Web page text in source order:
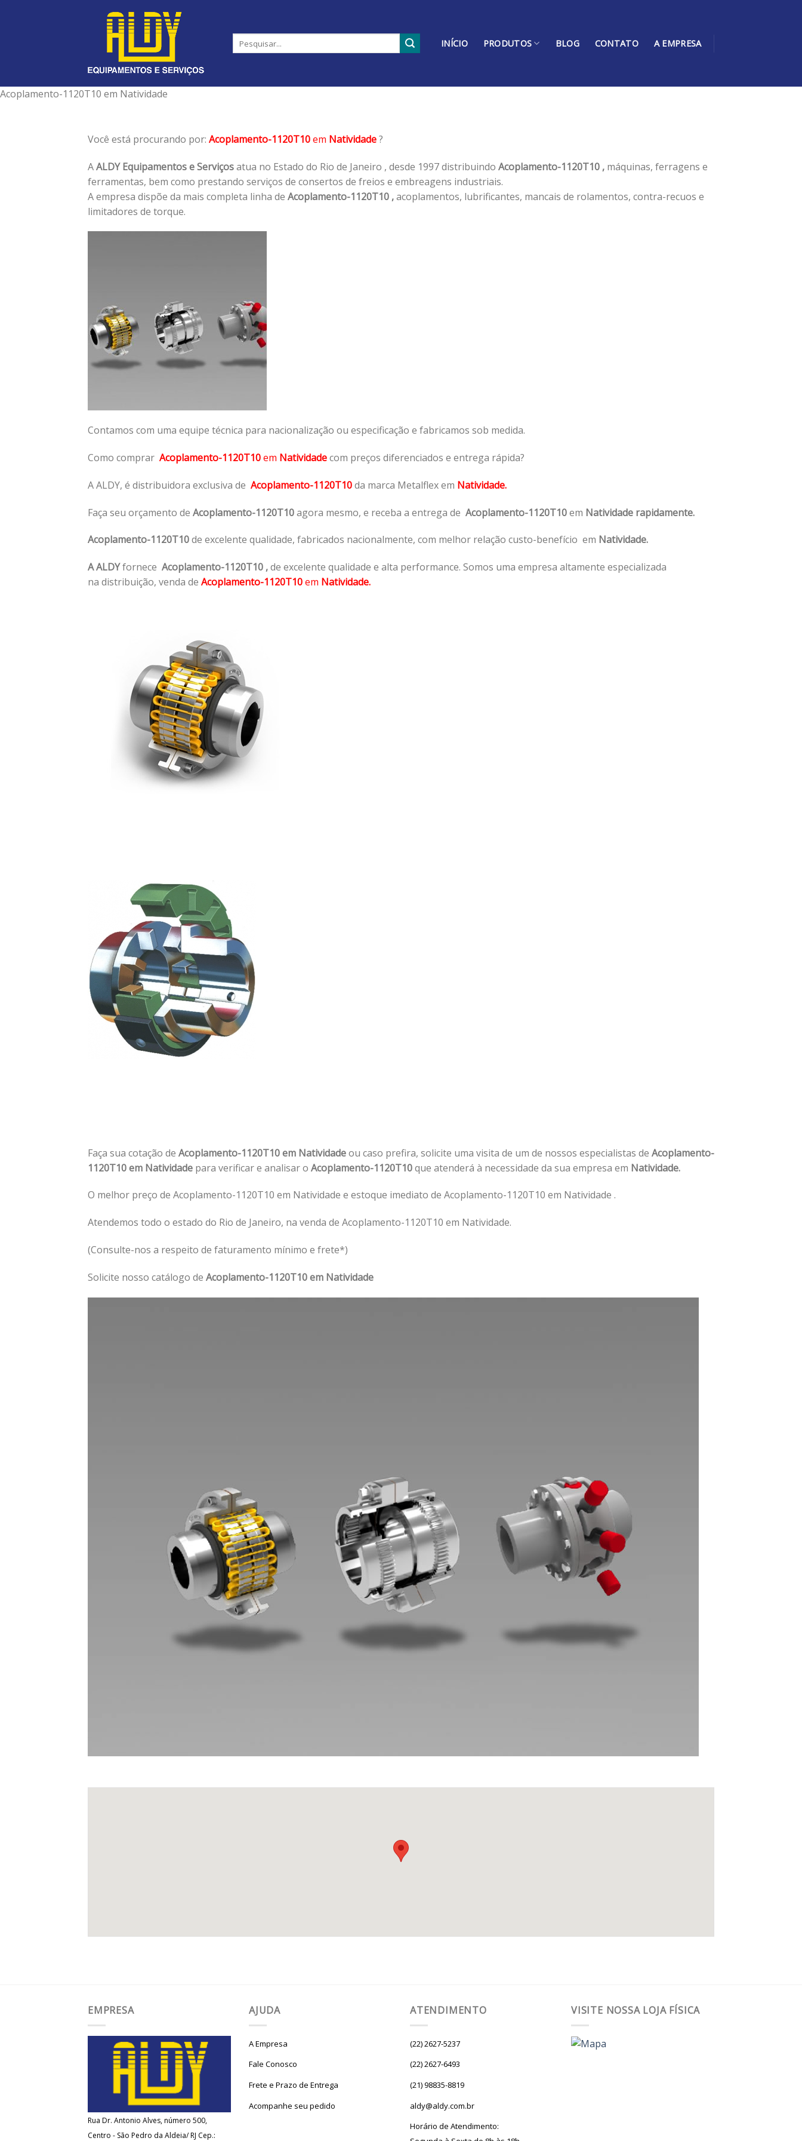
INÍCIO PRODUTOS BLOG CONTATO A EMPRESA
Acoplamento-1120T10 em Natividade
Você está procurando por: Acoplamento-1120T10em Natividade?
AALDY Equipamentos e Serviçosatua no Estado do Rio de Janeiro , desde 1997 distribuindo Acoplamento-1120T10 , máquinas, ferragens e
ferramentas, bem como prestando serviços de consertos de freios e embreagens industriais.
A empresa dispõe da mais completa linha de Acoplamento-1120T10 ,acoplamentos, lubrificantes, mancais de rolamentos, contra-recuos e
limitadores de torque.
Contamos com uma equipe técnica para nacionalização ou especificação e fabricamos sob medida.
Como comprar Acoplamento-1120T10em Natividadecom preços diferenciados e entrega rápida?
A ALDY, é distribuidora exclusiva de Acoplamento-1120T10da marca Metalflex em Natividade.
Faça seu orçamento de Acoplamento-1120T10agora mesmo, e receba a entrega de Acoplamento-1120T10em Natividade rapidamente.
Acoplamento-1120T10de excelente qualidade, fabricados nacionalmente, com melhor relação custo-benefício em Natividade.
A ALDYfornece Acoplamento-1120T10 ,de excelente qualidade e alta performance. Somos uma empresa altamente especializada
na distribuição, venda de Acoplamento-1120T10em Natividade.
Faça sua cotação de Acoplamento-1120T10 em Natividadeou caso prefira, solicite uma visita de um de nossos especialistas de Acoplamento-
1120T10 em Natividade para verificar e analisar o Acoplamento-1120T10que atenderá à necessidade da sua empresa em Natividade.
O melhor preço de Acoplamento-1120T10 em Natividade e estoque imediato de Acoplamento-1120T10 em Natividade .
Atendemos todo o estado do Rio de Janeiro, na venda de Acoplamento-1120T10 em Natividade.
(Consulte-nos a respeito de faturamento mínimo e frete*)
Solicite nosso catálogo de Acoplamento-1120T10 em Natividade
EMPRESA
Rua Dr. Antonio Alves, número 500,
Centro - São Pedro da Aldeia/ RJ Cep.:
AJUDA
A Empresa
Fale Conosco
Frete e Prazo de Entrega
Acompanhe seu pedido
ATENDIMENTO
(22) 2627-5237
(22) 2627-6493
(21) 98835-8819
aldy@aldy.com.br
Horário de Atendimento:
VISITE NOSSA LOJA FÍSICA